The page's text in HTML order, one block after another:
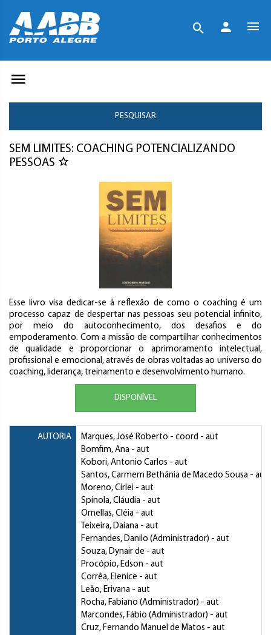
PESQUISAR
SEM LIMITES: COACHING POTENCIALIZANDO
PESSOAS
Esse livro visa dedicar-se à reflexão de como o coaching é um
processo capaz de despertar nas pessoas seu potencial infinito,
por meio do autoconhecimento, dos desafios e do
empoderamento. Com a missão de compartilhar conhecimentos
de qualidade e proporcionar o aprimoramento intelectual,
profissional e emocional, através de obras voltadas ao universo do
coaching, liderança, treinamento e desenvolvimento humano.
DISPONÍVEL
AUTORIA Marques, José Roberto - coord - aut
Bomfim, Ana - aut
Kobori, Antonio Carlos - aut
Santos, Carmem Bethânia de Macedo Sousa - aut
Moreno, Cirlei - aut
Spinola, Cláudia - aut
Ornellas, Cléia - aut
Teixeira, Daiana - aut
Fernandes, Danilo (Administrador) - aut
Souza, Dynair de - aut
Procópio, Edson - aut
Corrêa, Elenice - aut
Leão, Erivana - aut
Rocha, Fabiano (Administrador) - aut
Marcondes, Fábio (Administrador) - aut
Cruz, Fernando Manuel de Matos - aut